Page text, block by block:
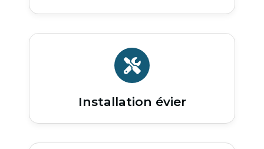
Installation évier